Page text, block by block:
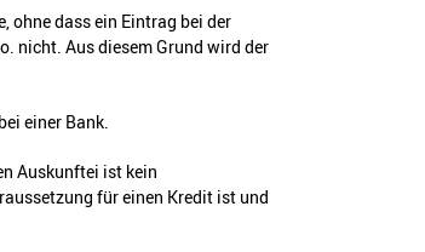
ohne dass ein Eintrag bei der
nicht. Aus diesem Grund wird der
einer Bank.
Auskunftei ist kein
für einen Kredit ist und